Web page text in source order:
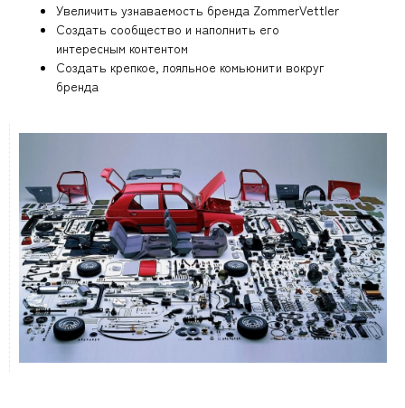
Увеличить узнаваемость бренда ZommerVettler
Создать сообщество и наполнить его
интересным контентом
Создать крепкое, лояльное комьюнити вокруг
бренда